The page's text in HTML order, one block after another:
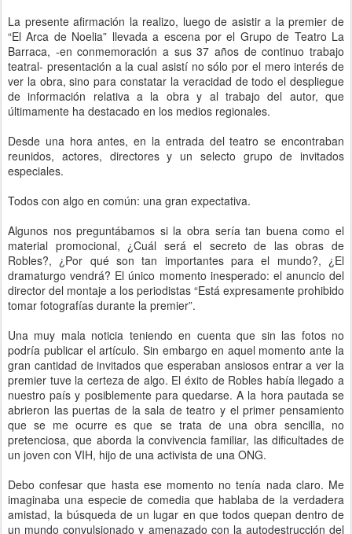
La presente afirmación la realizo, luego de asistir a la premier de
“El Arca de Noelia” llevada a escena por el Grupo de Teatro La
Barraca, -en conmemoración a sus 37 años de continuo trabajo
teatral- presentación a la cual asistí no sólo por el mero interés de
ver la obra, sino para constatar la veracidad de todo el despliegue
de información relativa a la obra y al trabajo del autor, que
últimamente ha destacado en los medios regionales.
Desde una hora antes, en la entrada del teatro se encontraban
reunidos, actores, directores y un selecto grupo de invitados
especiales.
Todos con algo en común: una gran expectativa.
Algunos nos preguntábamos si la obra sería tan buena como el
material promocional, ¿Cuál será el secreto de las obras de
Robles?, ¿Por qué son tan importantes para el mundo?, ¿El
dramaturgo vendrá? El único momento inesperado: el anuncio del
director del montaje a los periodistas “Está expresamente prohibido
tomar fotografías durante la premier”.
Una muy mala noticia teniendo en cuenta que sin las fotos no
podría publicar el artículo. Sin embargo en aquel momento ante la
gran cantidad de invitados que esperaban ansiosos entrar a ver la
premier tuve la certeza de algo. El éxito de Robles había llegado a
nuestro país y posiblemente para quedarse. A la hora pautada se
abrieron las puertas de la sala de teatro y el primer pensamiento
que se me ocurre es que se trata de una obra sencilla, no
pretenciosa, que aborda la convivencia familiar, las dificultades de
un joven con VIH, hijo de una activista de una ONG.
Debo confesar que hasta ese momento no tenía nada claro. Me
imaginaba una especie de comedia que hablaba de la verdadera
amistad, la búsqueda de un lugar en que todos quepan dentro de
un mundo convulsionado y amenazado con la autodestrucción del